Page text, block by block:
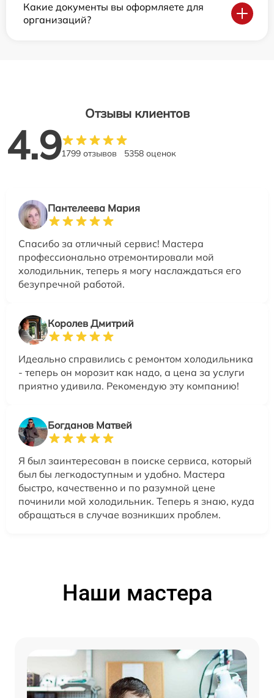
Какие документы вы оформляете для
организаций?
Отзывы клиентов
4.91799 отзывов 5358 оценок
Пантелеева Мария
Спасибо за отличный сервис! Мастера
профессионально отремонтировали мой
холодильник, теперь я могу наслаждаться его
безупречной работой.
Королев Дмитрий
Идеально справились с ремонтом холодильника
- теперь он морозит как надо, а цена за услуги
приятно удивила. Рекомендую эту компанию!
Богданов Матвей
Я был заинтересован в поиске сервиса, который
был бы легкодоступным и удобно. Мастера
быстро, качественно и по разумной цене
починили мой холодильник. Теперь я знаю, куда
обращаться в случае возникших проблем.
Наши мастера